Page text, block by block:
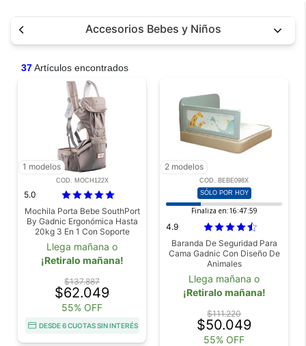
Accesorios Bebes y Niños
37Artículos encontrados
1 modelos
COD. MOCH122X
5.0
Mochila Porta Bebe SouthPort
By Gadnic Ergonómica Hasta
20kg 3 En 1 Con Soporte
Lumbar
Llega mañana o
¡Retiralo mañana!
$137.887
$62.049
55% OFF
DESDE 6 CUOTAS SIN INTERÉS
2 modelos
COD. BEBE098X
SÓLO POR HOY
Finaliza en:16:47:58
4.9
Baranda De Seguridad Para
Cama Gadnic Con Diseño De
Animales
Llega mañana o
¡Retiralo mañana!
$111.220
$50.049
55% OFF